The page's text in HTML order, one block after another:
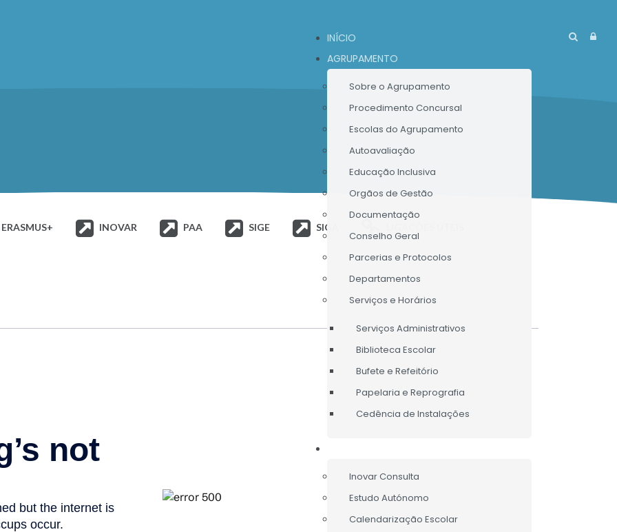
INÍCIO
AGRUPAMENTO
Sobre o Agrupamento
Procedimento Concursal
Escolas do Agrupamento
Autoavaliação
Educação Inclusiva
Orgãos de Gestão
Documentação
Conselho Geral
Parcerias e Protocolos
Departamentos
Serviços e Horários
Serviços Administrativos
Biblioteca Escolar
Bufete e Refeitório
Papelaria e Reprografia
Cedência de Instalações
Inovar Consulta
Estudo Autónomo
Calendarização Escolar
ERASMUS+ INOVAR PAA SIGE SIGA